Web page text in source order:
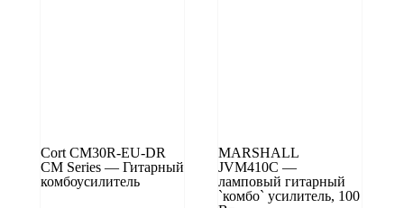
Cort CM30R-EU-DR
CM Series — Гитарный
комбоусилитель
MARSHALL
JVM410C —
ламповый гитарный
`комбо` усилитель, 100